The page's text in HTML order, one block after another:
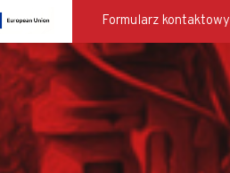
Formularz kontaktowy